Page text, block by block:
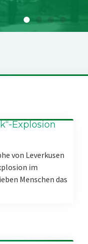
Explosion
von Leverkusen
im
Menschen das